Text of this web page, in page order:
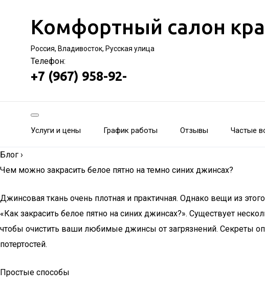
Комфортный салон
Россия, Владивосток, Русская улица
Телефон:
+7 (967) 958-92-
Услуги и цены График работы Отзывы Частые
Блог ›
Чем можно закрасить белое пятно на темно синих джинсах?
Джинсовая ткань очень плотная и практичная. Однако вещи из
«Как закрасить белое пятно на синих джинсах?». Существует
чтобы очистить ваши любимые джинсы от загрязнений. Секреты
потертостей.
Простые способы